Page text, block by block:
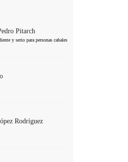
Pitarch
y serio para personas cabales
Rodríguez